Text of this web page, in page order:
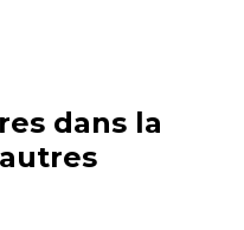
dans la